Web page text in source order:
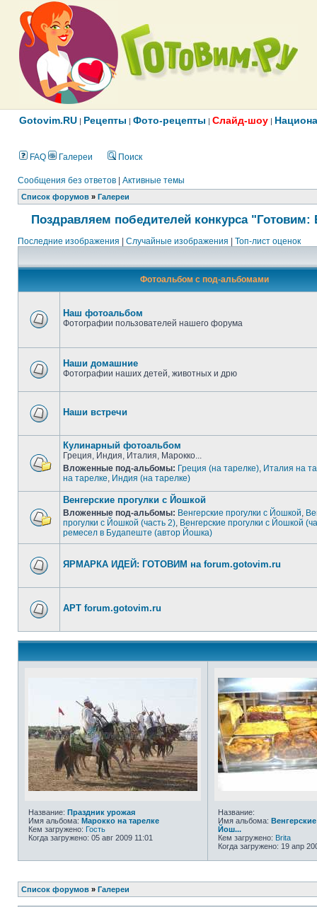
Gotovim.RU | Рецепты | Фото-рецепты | Слайд-шоу |
FAQ Галереи Поиск
Сообщения без ответов Активные темы
Список форумов » Галереи
Поздравляем победителей конкурса
Последние изображения Случайные изображения Топ-лист оценок
Фотоальбом с под-альбомами
Наш фотоальбом
Фотографии пользователей нашего форума
Наши домашние
Фотографии наших детей, животных и дрю
Наши встречи
Кулинарный фотоальбом
Греция, Индия, Италия, Марокко...
Вложенные под-альбомы: Греция (на тарелке), Италия на
на тарелке, Индия (на тарелке)
Венгерские прогулки с Йошкой
Вложенные под-альбомы: Венгерские прогулки с Йошкой,
прогулки с Йошкой (часть 2), Венгерские прогулки с Йошкой
ремесел в Будапеште (автор Йошка)
ЯРМАРКА ИДЕЙ: ГОТОВИМ на forum.gotovim.ru
АРТ forum.gotovim.ru
Название: Праздник урожая
Имя альбома: Марокко на тарелке
Кем загружено: Гость
Когда загружено: 05 авг 2009 11:01
Название:
Имя альбома:
Йош...
Кем загружено: Brita
Когда загружено: 19 апр
Список форумов » Галереи